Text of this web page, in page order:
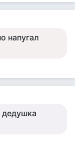
напугал
дедушка